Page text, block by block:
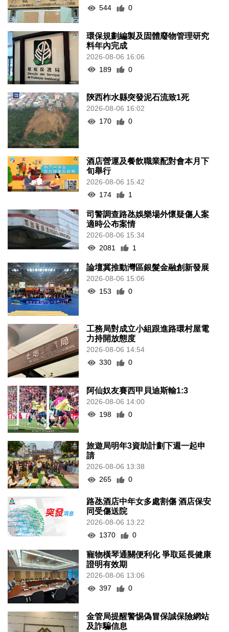
544
0
環保規劃編製及固體廢物管理研究
料年內完成
2026-08-06 16:06
189
0
陝西柞水縣突發泥石流致1死
2026-08-06 16:02
170
0
酒店營運及餐飲職業配對會本月下
旬舉行
2026-08-06 15:42
174
1
司警調查路氹娛樂場外懷疑傷人案
適時公布案情
2026-08-06 15:34
2081
1
論壇冀推動灣區銀髮金融創新發展
2026-08-06 15:06
153
0
工務局對成立小組跟進路環村屋電
力持開放態度
2026-08-06 14:54
330
0
阿仙奴友賽西甲貝迪斯輸1:3
2026-08-06 14:00
198
0
旅遊局明年3資助計劃下週一起申
請
2026-08-06 13:38
265
0
路氹酒店中年女多處割傷 酒店保安
同受傷送院
2026-08-06 13:22
1370
0
寵物橫琴通關便利化 爭取延長健康
證明有效期
2026-08-06 13:06
397
0
金管局提醒警惕偽冒保誠保險網站
及詐騙信息